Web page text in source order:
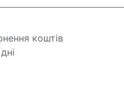
коштів